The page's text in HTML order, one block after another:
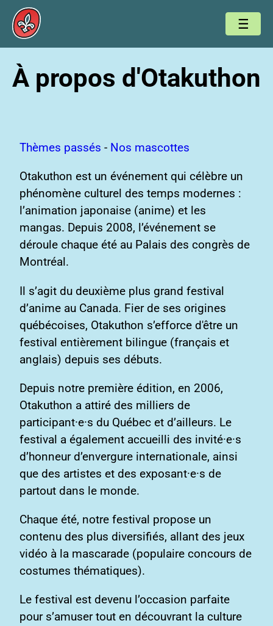
À propos d'Otakuthon
Thèmes passés - Nos mascottes
Otakuthon est un événement qui célèbre un
phénomène culturel des temps modernes :
l’animation japonaise (anime) et les
mangas. Depuis 2008, l’événement se
déroule chaque été au Palais des congrès de
Montréal.
Il s’agit du deuxième plus grand festival
d’anime au Canada. Fier de ses origines
québécoises, Otakuthon s’efforce d'être un
festival entièrement bilingue (français et
anglais) depuis ses débuts.
Depuis notre première édition, en 2006,
Otakuthon a attiré des milliers de
participant·e·s du Québec et d’ailleurs. Le
festival a également accueilli des invité·e·s
d’honneur d’envergure internationale, ainsi
que des artistes et des exposant·e·s de
partout dans le monde.
Chaque été, notre festival propose un
contenu des plus diversifiés, allant des jeux
vidéo à la mascarade (populaire concours de
costumes thématiques).
Le festival est devenu l’occasion parfaite
pour s’amuser tout en découvrant la culture